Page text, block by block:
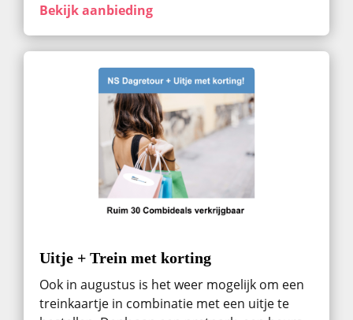
Bekijk aanbieding
Uitje + Trein met korting
Ook in augustus ​is het weer mogelijk om een
treinkaartje in combinatie met een uitje te